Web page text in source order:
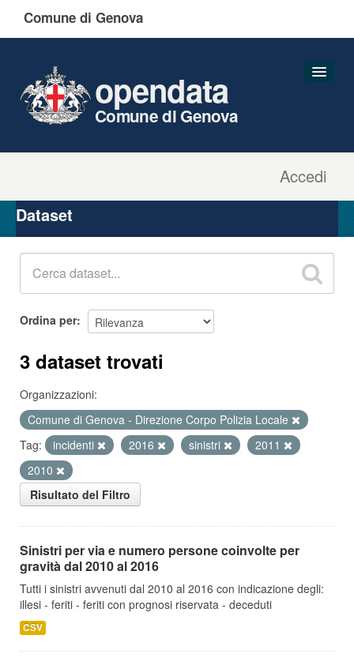
Comune di Genova
Accedi
opendata
Comune di Genova
Organizzazioni
Gruppi
Dataset
Ordina per
3 dataset trovati
Organizzazioni:
Comune di Genova - Direzione Corpo Polizia Locale
Tag:
incidenti 2016 sinistri
2011
2010
Risultato del Filtro
Sinistri per via e numero persone coinvolte per
gravità dal 2010 al 2016
Tutti i sinistri avvenuti dal 2010 al 2016 con indicazione degli:
illesi - feriti - feriti con prognosi riservata - deceduti
CSV